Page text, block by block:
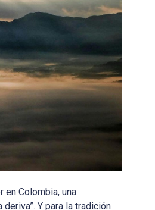
Colombia, una
Y para la tradición